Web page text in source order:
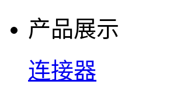
产品展示
连接器